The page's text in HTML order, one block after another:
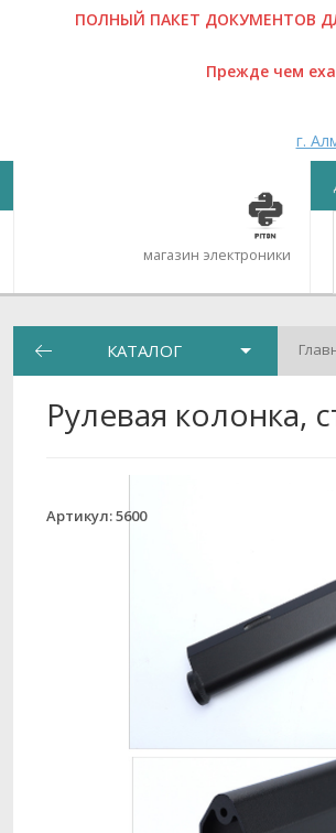
ПОЛНЫЙ ПАКЕТ ДОКУМЕНТОВ
Прежде чем
г.
магазин электроники
КАТАЛОГ
Рулевая колонка,
Артикул: 5600